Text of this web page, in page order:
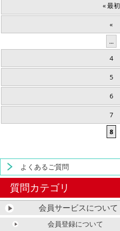
« 最初
«
...
4
5
6
7
8
よくあるご質問
質問カテゴリ
会員サービスについて
会員登録について